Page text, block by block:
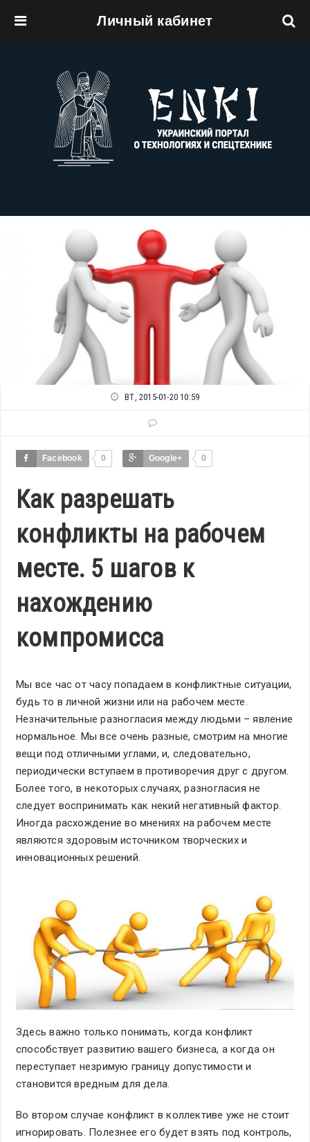
Личный кабинет
ВТ, 2015-01-20 10:59
Facebook 0 Google+ 0
Как разрешать
конфликты на рабочем
месте. 5 шагов к
нахождению
компромисса
Мы все час от часу попадаем в конфликтные ситуации,
будь то в личной жизни или на рабочем месте.
Незначительные разногласия между людьми – явление
нормальное. Мы все очень разные, смотрим на многие
вещи под отличными углами, и, следовательно,
периодически вступаем в противоречия друг с другом.
Более того, в некоторых случаях, разногласия не
следует воспринимать как некий негативный фактор.
Иногда расхождение во мнениях на рабочем месте
являются здоровым источником творческих и
инновационных решений.
Здесь важно только понимать, когда конфликт
способствует развитию вашего бизнеса, а когда он
переступает незримую границу допустимости и
становится вредным для дела.
Во втором случае конфликт в коллективе уже не стоит
игнорировать. Полезнее его будет взять под контроль,